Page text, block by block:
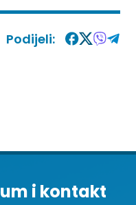
Podijeli:
i kontakt